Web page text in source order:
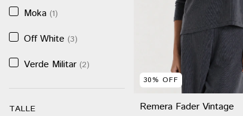
Moka (1)
Off White (3)
Verde Militar (2)
TALLE
30% OFF
Remera Fader Vintage